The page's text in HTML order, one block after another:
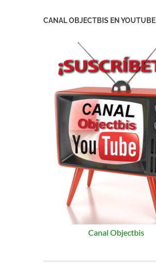
CANAL OBJECTBIS EN YOUTUBE
Canal Objectbis